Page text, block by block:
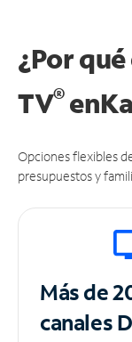
¿Por
TV®en
Opciones flexibles
presupuestos y
Más de
canales